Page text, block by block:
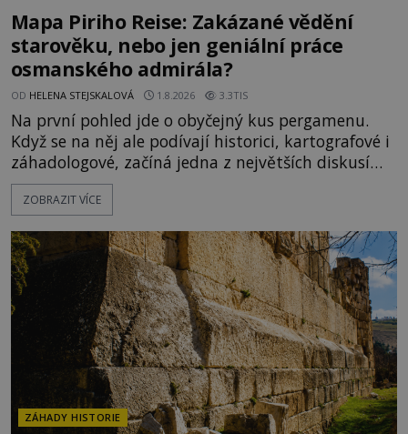
Mapa Piriho Reise: Zakázané vědění
starověku, nebo jen geniální práce
osmanského admirála?
OD HELENA STEJSKALOVÁ 1.8.2026 3.3TIS
Na první pohled jde o obyčejný kus pergamenu.
Když se na něj ale podívají historici, kartografové i
záhadologové, začíná jedna z největších diskusí
moderní historie. Osmanský admirál Piri Reis roku
1513 kreslí mapu světa, která překvapuje
ní vidí důkaz ztracené civilizace nebo dokonce
znalost Antarktidy dávno před jejím objevením.
Jiní tvrdí,
ZOBRAZIT VÍCE
ZÁHADY HISTORIE